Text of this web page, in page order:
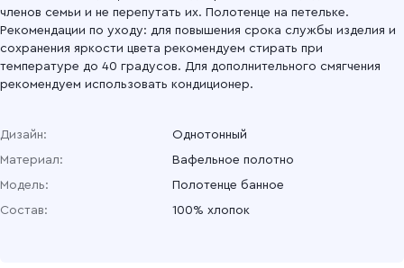
членов семьи и не перепутать их. Полотенце на петельке.
Рекомендации по уходу: для повышения срока службы изделия и
сохранения яркости цвета рекомендуем стирать при
температуре до 40 градусов. Для дополнительного смягчения
рекомендуем использовать кондиционер.
Дизайн:
Однотонный
Материал:
Вафельное полотно
Модель:
Полотенце банное
Состав:
100% хлопок